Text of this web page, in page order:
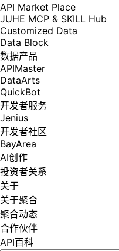
API Market Place
JUHE MCP & SKILL Hub
Customized Data
Data Block
数据产品
APIMaster
DataArts
QuickBot
开发者服务
Jenius
开发者社区
BayArea
AI创作
投资者关系
关于
关于聚合
聚合动态
合作伙伴
API百科